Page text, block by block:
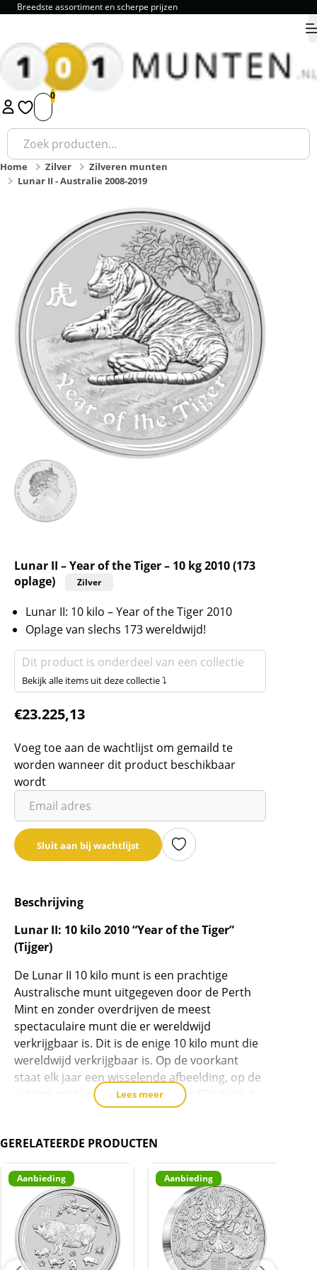
Breedste assortiment en scherpe prijzen
1 2 3 4 5 9.8
Zoeken
naar:
Home Zilver
Zilveren munten
Lunar II - Australie 2008-2019
Lunar II – Year of the Tiger – 10 kg 2010 (173
oplage)
Zilver
Lunar II: 10 kilo – Year of the Tiger 2010
Oplage van slechs 173 wereldwijd!
Dit product is onderdeel van een collectie
Bekijk alle items uit deze collectie ⤵
€23.225,13
Voeg toe aan de wachtlijst om gemaild te
worden wanneer dit product beschikbaar
wordt
Vul
je
email
adres
de
wachtlijst
voor
dit
product
toe
te
voegen
Sluit aan bij wachtlijst
Beschrijving
Lunar II: 10 kilo 2010 “Year of the Tiger”
(Tijger)
De Lunar II 10 kilo munt is een prachtige
Australische munt uitgegeven door de Perth
Mint en zonder overdrijven de meest
spectaculaire munt die er wereldwijd
verkrijgbaar is. Dit is de enige 10 kilo munt die
wereldwijd verkrijgbaar is. Op de voorkant
staat elk jaar een wisselende afbeelding, op de
achterkant het portret van Queen Elizabeth II.
Deze munt wordt vanaf 2008 uitgegeven en
van de 12 dieren van de Chinese dierenriem.
2008: Muis (oplage van 35)
2009: Os (oplage van 46)
2010: Tijger (oplage van 173)
Lees meer
GERELATEERDE PRODUCTEN
Aanbieding Aanbieding